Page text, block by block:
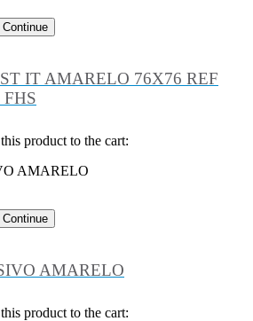
Continue
IT AMARELO 76X76 REF
product to the cart:
AMARELO
Continue
AMARELO
product to the cart: